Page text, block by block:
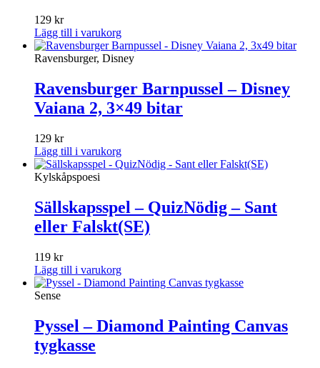
129 kr
Lägg till i varukorg
Ravensburger, Disney
Ravensburger Barnpussel – Disney
Vaiana 2, 3×49 bitar
129 kr
Lägg till i varukorg
Kylskåpspoesi
Sällskapsspel – QuizNödig – Sant
eller Falskt(SE)
119 kr
Lägg till i varukorg
Sense
Pyssel – Diamond Painting Canvas
tygkasse